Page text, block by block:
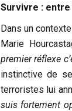
Survivre :
Dans un
Marie
premier réflexe
instinctive de
terroristes lui
suis fortement